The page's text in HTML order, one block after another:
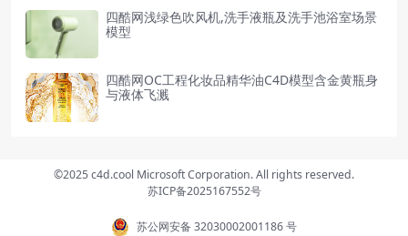
四酷网浅绿色吹风机,洗手液瓶及洗手池浴室场景
模型
四酷网OC工程化妆品精华油C4D模型含金黄瓶身
与液体飞溅
©2025 c4d.cool Microsoft Corporation. All rights reserved.
苏ICP备2025167552号
苏公网安备 32030002001186 号